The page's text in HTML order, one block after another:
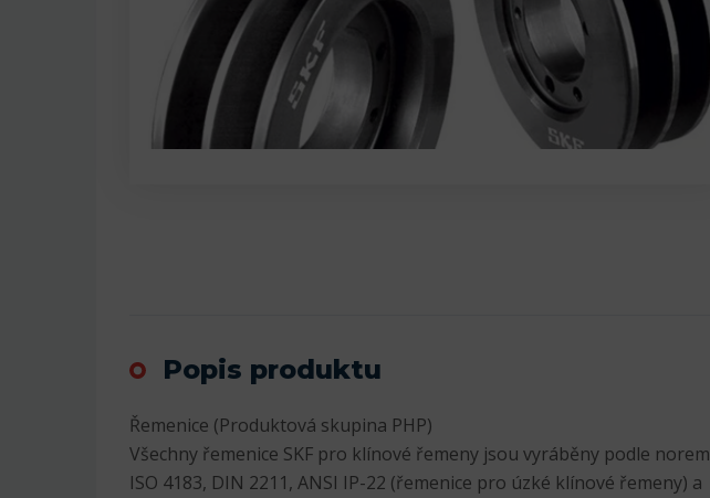
Popis produktu
Řemenice (Produktová skupina PHP)
Všechny řemenice SKF pro klínové řemeny jsou vyráběny podle norem
ISO 4183, DIN 2211, ANSI IP-22 (řemenice pro úzké klínové řemeny) a